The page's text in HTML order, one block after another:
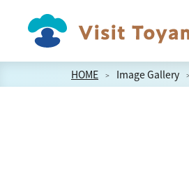
HOME Image Gallery